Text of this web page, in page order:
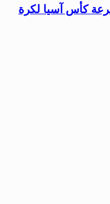
قرعة كأس آسيا لكرة